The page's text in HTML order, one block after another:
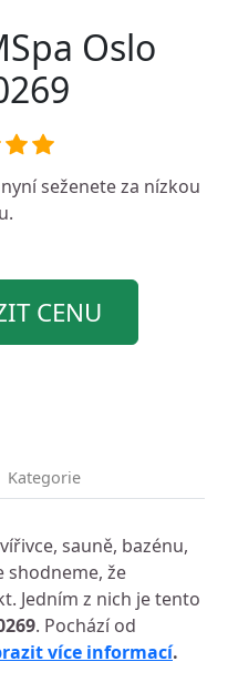
Oslo
nyní seženete za nízkou
CENU
Kategorie
sauně, bazénu,
shodneme, že
Jedním z nich je tento
. Pochází od
více informací.